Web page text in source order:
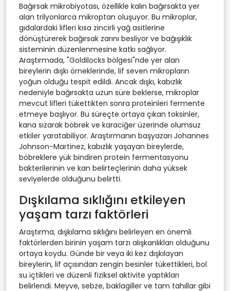
Bağırsak mikrobiyotası, özellikle kalın bağırsakta yer
alan trilyonlarca mikroptan oluşuyor. Bu mikroplar,
gıdalardaki lifleri kısa zincirli yağ asitlerine
dönüştürerek bağırsak zarını besliyor ve bağışıklık
sisteminin düzenlenmesine katkı sağlıyor.
Araştırmada, "Goldilocks bölgesi"nde yer alan
bireylerin dışkı örneklerinde, lif seven mikropların
yoğun olduğu tespit edildi. Ancak dışkı, kabızlık
nedeniyle bağırsakta uzun süre beklerse, mikroplar
mevcut lifleri tükettikten sonra proteinleri fermente
etmeye başlıyor. Bu süreçte ortaya çıkan toksinler,
kana sızarak böbrek ve karaciğer üzerinde olumsuz
etkiler yaratabiliyor. Araştırmanın başyazarı Johannes
Johnson-Martinez, kabızlık yaşayan bireylerde,
böbreklere yük bindiren protein fermentasyonu
bakterilerinin ve kan belirteçlerinin daha yüksek
seviyelerde olduğunu belirtti.
Dışkılama sıklığını etkileyen
yaşam tarzı faktörleri
Araştırma, dışkılama sıklığını belirleyen en önemli
faktörlerden birinin yaşam tarzı alışkanlıkları olduğunu
ortaya koydu. Günde bir veya iki kez dışkılayan
bireylerin, lif açısından zengin besinler tükettikleri, bol
su içtikleri ve düzenli fiziksel aktivite yaptıkları
belirlendi. Meyve, sebze, baklagiller ve tam tahıllar gibi